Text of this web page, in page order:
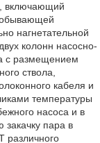
включающий
нагнетательной
колонн насосно-
с размещением
ствола,
кабеля и
температуры
насоса и в
закачку пара в
различного